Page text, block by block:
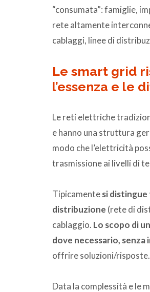
“consumata”: famiglie,
rete altamente
cablaggi, linee di
Le smart grid
l’essenza e le
Le reti elettriche
e hanno una struttura
modo che l’elettricità
trasmissione ai livelli di
Tipicamentesi
distribuzione (rete di
cablaggio. Lo scopo di
dove necessario,
offrire soluzioni/risposte.
Data la complessità e le